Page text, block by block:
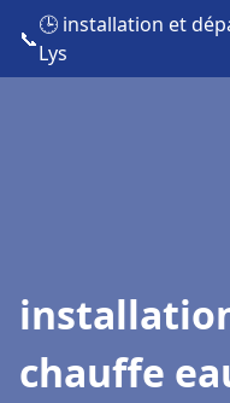
📞
🕒 installation et
Lys
chauffe